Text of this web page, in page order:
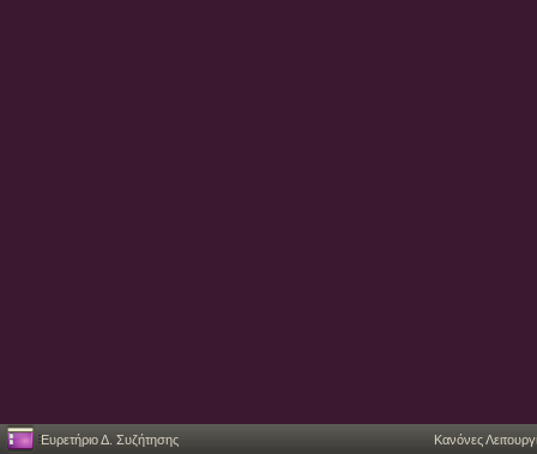
Ευρετήριο Δ. Συζήτησης Κανόνες